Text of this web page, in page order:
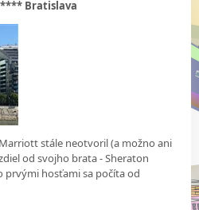
Bratislava
stále neotvoril (a možno ani
od svojho brata - Sheraton
hosťami sa počíta od